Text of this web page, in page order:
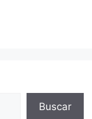
Buscar